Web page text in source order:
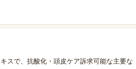
スで、抗酸化・頭皮ケア訴求可能な主要な